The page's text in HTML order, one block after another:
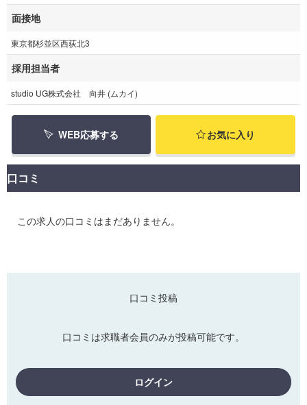
面接地
東京都杉並区西荻北3
採用担当者
studio UG株式会社 向井 (ムカイ)
WEB応募する お気に入り
口コミ
この求人の口コミはまだありません。
口コミ投稿
口コミは求職者会員のみが投稿可能です。
ログイン